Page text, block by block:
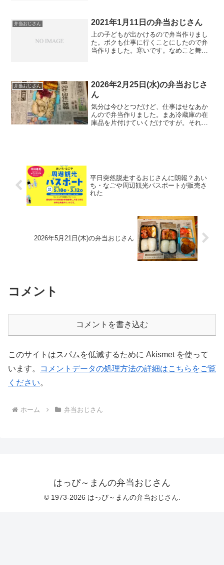
弁当おじさん 2021年1月11日の弁当おじさん
上の子どもが出かけるので弁当作りまし
た。ボクも仕事に行くことにしたので弁
当作りました。寒いです。なめこと舞茸
弁当おじさん
2026年2月25日(水)の弁当おじさ
ん
気分は今ひとつだけど、仕事はせなあか
んので弁当作りました。まあ冷蔵庫の在
庫品を片付けていくだけですが。それに
平日突然脱走するおじさんに朗報？あい
ち・なごや周辺観光パスポートが販売さ
れた
2026年5月21日(木)の弁当おじさん
コメント
コメントを書き込む
このサイトはスパムを低減するために Akismet を使って
います。
コメントデータの処理方法の詳細はこちらをご覧
ください。
ホーム 弁当おじさん
はっぴ～まんの弁当おじさん
© 1973-2026 はっぴ～まんの弁当おじさん.